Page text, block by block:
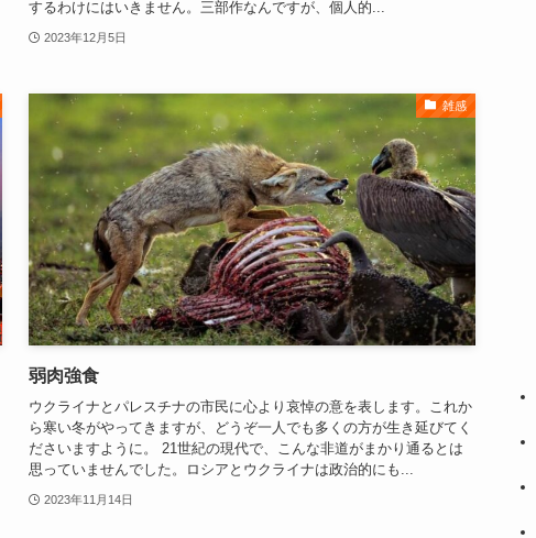
するわけにはいきません。三部作なんですが、個人的...
2023年12月5日
雑感
弱肉強食
ウクライナとパレスチナの市民に心より哀悼の意を表します。これか
ら寒い冬がやってきますが、どうぞ一人でも多くの方が生き延びてく
ださいますように。 21世紀の現代で、こんな非道がまかり通るとは
思っていませんでした。ロシアとウクライナは政治的にも...
2023年11月14日